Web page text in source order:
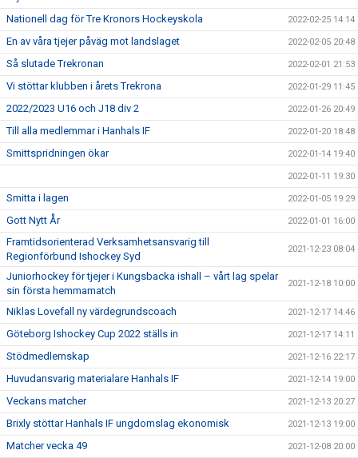
Nationell dag för Tre Kronors Hockeyskola 2022-02-25 14:14
En av våra tjejer påväg mot landslaget 2022-02-05 20:48
Så slutade Trekronan 2022-02-01 21:53
Vi stöttar klubben i årets Trekrona 2022-01-29 11:45
2022/2023 U16 och J18 div 2 2022-01-26 20:49
Till alla medlemmar i Hanhals IF 2022-01-20 18:48
Smittspridningen ökar 2022-01-14 19:40
2022-01-11 19:30
Smitta i lagen 2022-01-05 19:29
Gott Nytt År 2022-01-01 16:00
Framtidsorienterad Verksamhetsansvarig till
Regionförbund Ishockey Syd
2021-12-23 08:04
Juniorhockey för tjejer i Kungsbacka ishall – vårt lag spelar
sin första hemmamatch
2021-12-18 10:00
Niklas Lovefall ny värdegrundscoach 2021-12-17 14:46
Göteborg Ishockey Cup 2022 ställs in 2021-12-17 14:11
Stödmedlemskap 2021-12-16 22:17
Huvudansvarig materialare Hanhals IF 2021-12-14 19:00
Veckans matcher 2021-12-13 20:27
Brixly stöttar Hanhals IF ungdomslag ekonomisk 2021-12-13 19:00
Matcher vecka 49 2021-12-08 20:00